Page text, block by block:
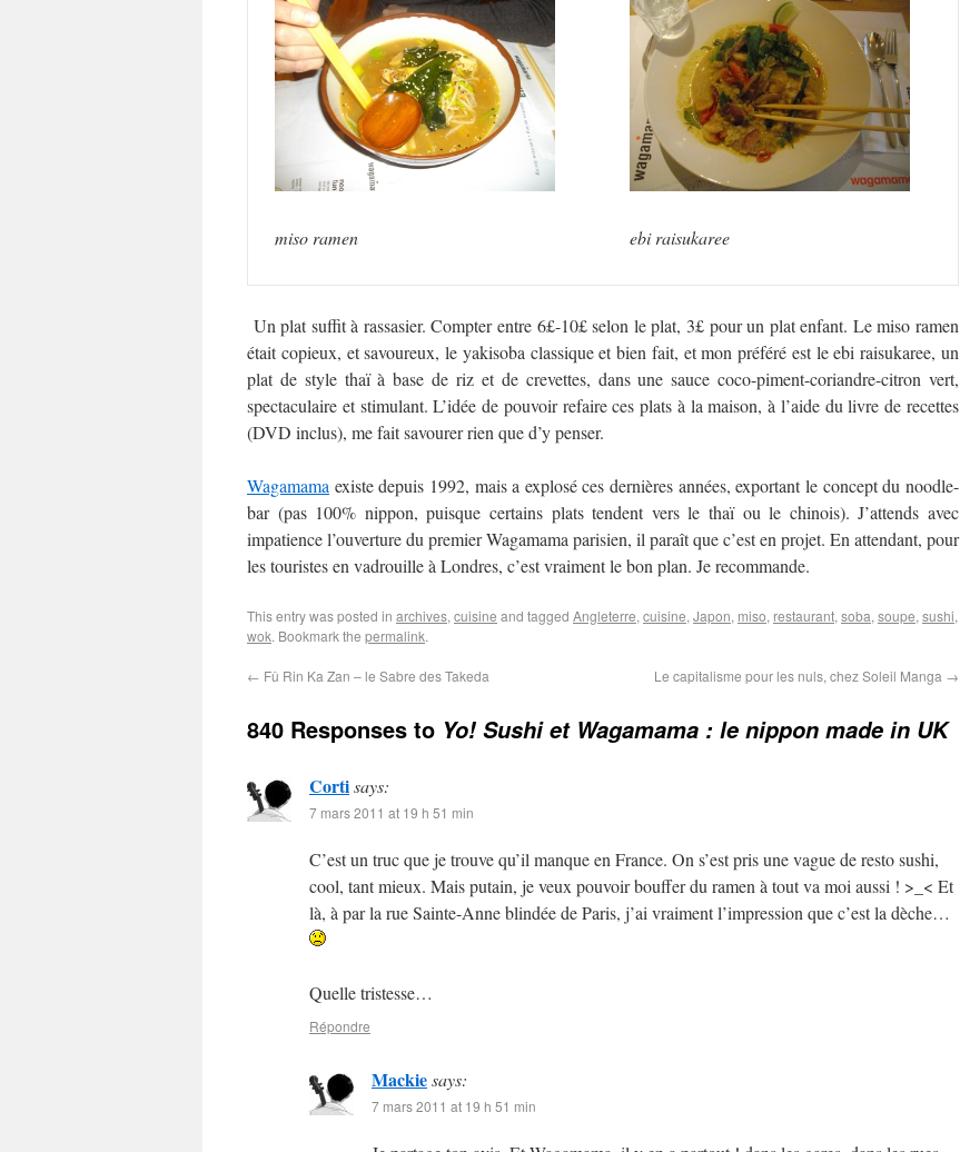
miso ramen ebi raisukaree
Un plat suffit à rassasier. Compter entre 6£-10£ selon le plat, 3£ pour un plat enfant. Le miso ramen
était copieux, et savoureux, le yakisoba classique et bien fait, et mon préféré est le ebi raisukaree, un
plat de style thaï à base de riz et de crevettes, dans une sauce coco-piment-coriandre-citron vert,
spectaculaire et stimulant. L’idée de pouvoir refaire ces plats à la maison, à l’aide du livre de recettes
(DVD inclus), me fait savourer rien que d’y penser.
Wagamama existe depuis 1992, mais a explosé ces dernières années, exportant le concept du noodle-
bar (pas 100% nippon, puisque certains plats tendent vers le thaï ou le chinois). J’attends avec
impatience l’ouverture du premier Wagamama parisien, il paraît que c’est en projet. En attendant, pour
les touristes en vadrouille à Londres, c’est vraiment le bon plan. Je recommande.
This entry was posted in archives, cuisine and tagged Angleterre, cuisine, Japon, miso, restaurant, soba, soupe, sushi,
wok. Bookmark the permalink.
← Fû Rin Ka Zan – le Sabre des Takeda Le capitalisme pour les nuls, chez Soleil Manga →
840 Responses to Yo! Sushi et Wagamama : le nippon made in UK
Cortisays:
7 mars 2011 at 19 h 51 min
C’est un truc que je trouve qu’il manque en France. On s’est pris une vague de resto sushi,
cool, tant mieux. Mais putain, je veux pouvoir bouffer du ramen à tout va moi aussi ! >_< Et
là, à par la rue Sainte-Anne blindée de Paris, j’ai vraiment l’impression que c’est la dèche…
Quelle tristesse…
Répondre
Mackiesays:
7 mars 2011 at 19 h 51 min